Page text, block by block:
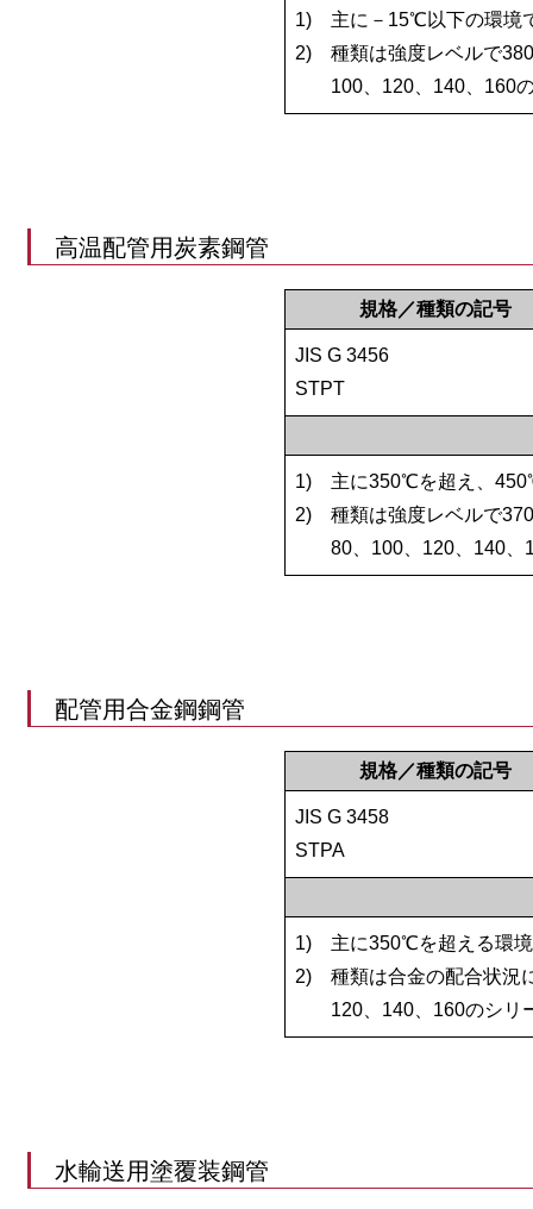
1)
主に－15℃以下の環境
2)
種類は強度レベルで
100、120、140、160
高温配管用炭素鋼管
規格／種類の記号
JIS G 3456
STPT
1)
主に350℃を超え、
2)
種類は強度レベルで
80、100、120、140、
配管用合金鋼鋼管
規格／種類の記号
JIS G 3458
STPA
1)
主に350℃を超える環
2)
種類は合金の配合状況
120、140、160のシリ
水輸送用塗覆装鋼管